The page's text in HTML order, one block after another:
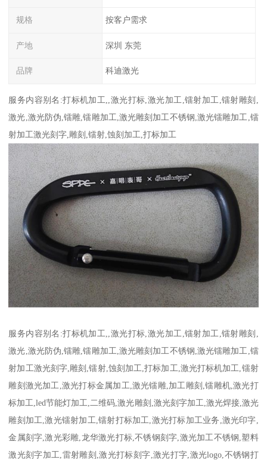
规格 按客户需求
产地 深圳 东莞
品牌 科迪激光
服务内容别名:打标机加工,,激光打标,激光加工,镭射加工,镭射雕刻,
激光,激光防伪,镭雕,镭雕加工,激光雕刻加工不锈钢,激光镭雕加工,镭
射加工激光刻字,雕刻,镭射,蚀刻加工,打标加工
服务内容别名:打标机加工,,激光打标,激光加工,镭射加工,镭射雕刻,
激光,激光防伪,镭雕,镭雕加工,激光雕刻加工不锈钢,激光镭雕加工,镭
射加工激光刻字,雕刻,镭射,蚀刻加工,打标加工,激光打标机加工,镭射
雕刻激光加工,激光打标金属加工,激光镭雕,加工雕刻,镭雕机,激光打
标加工,led节能灯加工,二维码,激光雕刻,激光刻字加工,激光焊接,激光
雕刻加工,激光镭射加工,镭射打标加工,激光打标加工业务,激光印字,
金属刻字,激光彩雕,龙华激光打标,不锈钢刻字,激光加工不锈钢,塑料
激光刻字加工,雷射雕刻,激光打标刻字,激光打字,激光logo,不锈钢打